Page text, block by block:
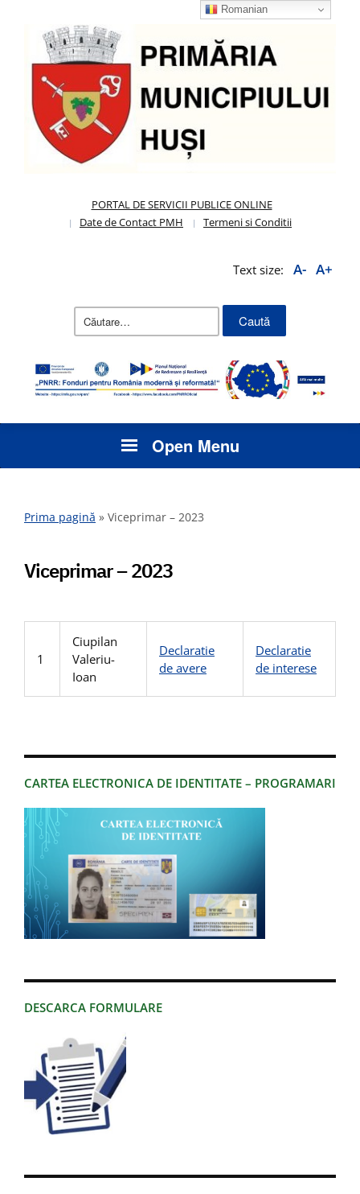
PORTAL DE SERVICII PUBLICE ONLINE
Date de Contact PMH
Termeni si Conditii
Text size: A- A+
Caută
Open Menu
Prima pagină » Viceprimar – 2023
CARTEA ELECTRONICA DE IDENTITATE – PROGRAMARI
DESCARCA FORMULARE
Viceprimar – 2023
1
Ciupilan
Valeriu-
Ioan
Declaratie
de avere
Declaratie
de interese
Romanian